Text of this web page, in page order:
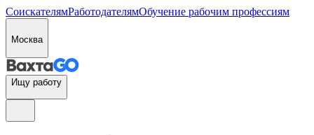
СоискателямРаботодателямОбучение рабочим профессиям
Москва
Ищу работу